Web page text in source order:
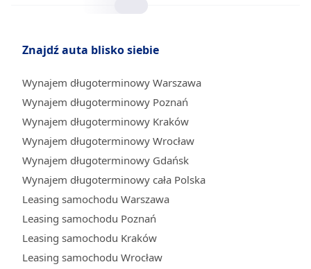
Znajdź auta blisko siebie
Wynajem długoterminowy Warszawa
Wynajem długoterminowy Poznań
Wynajem długoterminowy Kraków
Wynajem długoterminowy Wrocław
Wynajem długoterminowy Gdańsk
Wynajem długoterminowy cała Polska
Leasing samochodu Warszawa
Leasing samochodu Poznań
Leasing samochodu Kraków
Leasing samochodu Wrocław